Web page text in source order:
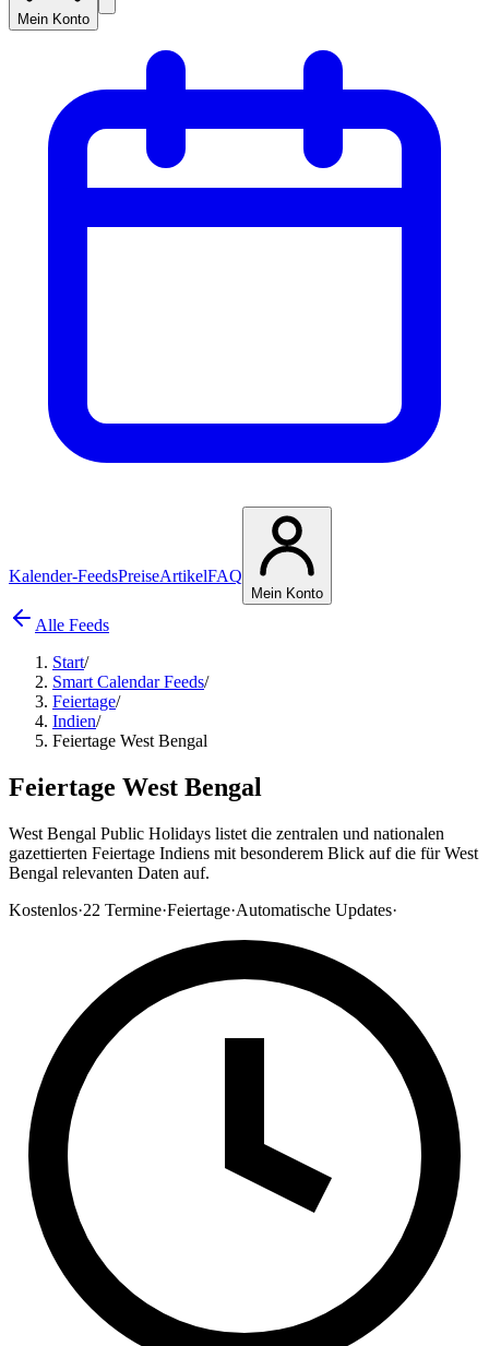
Mein Konto
Kalender-FeedsPreiseArtikelFAQ
Mein Konto
Alle Feeds
Start/
Smart Calendar Feeds/
Feiertage/
Indien/
Feiertage West Bengal
Feiertage West Bengal
West Bengal Public Holidays listet die zentralen und nationalen
gazettierten Feiertage Indiens mit besonderem Blick auf die für West
Bengal relevanten Daten auf.
Kostenlos·22 Termine·Feiertage·Automatische Updates·